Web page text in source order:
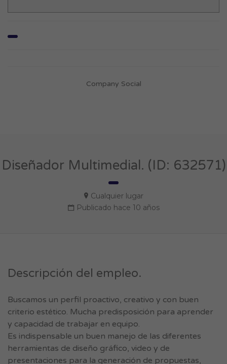
Company Social
Diseñador Multimedial. (ID: 632571)
Cualquier lugar
Publicado hace 10 años
Descripción del empleo.
Buscamos un perfil proactivo, creativo y con buen
criterio estético. Mucha predisposición para aprender
y capacidad de trabajar en equipo.
Es indispensable un buen manejo de las diferentes
herramientas de diseño gráfico, video y de
presentaciones para la generación de propuestas,